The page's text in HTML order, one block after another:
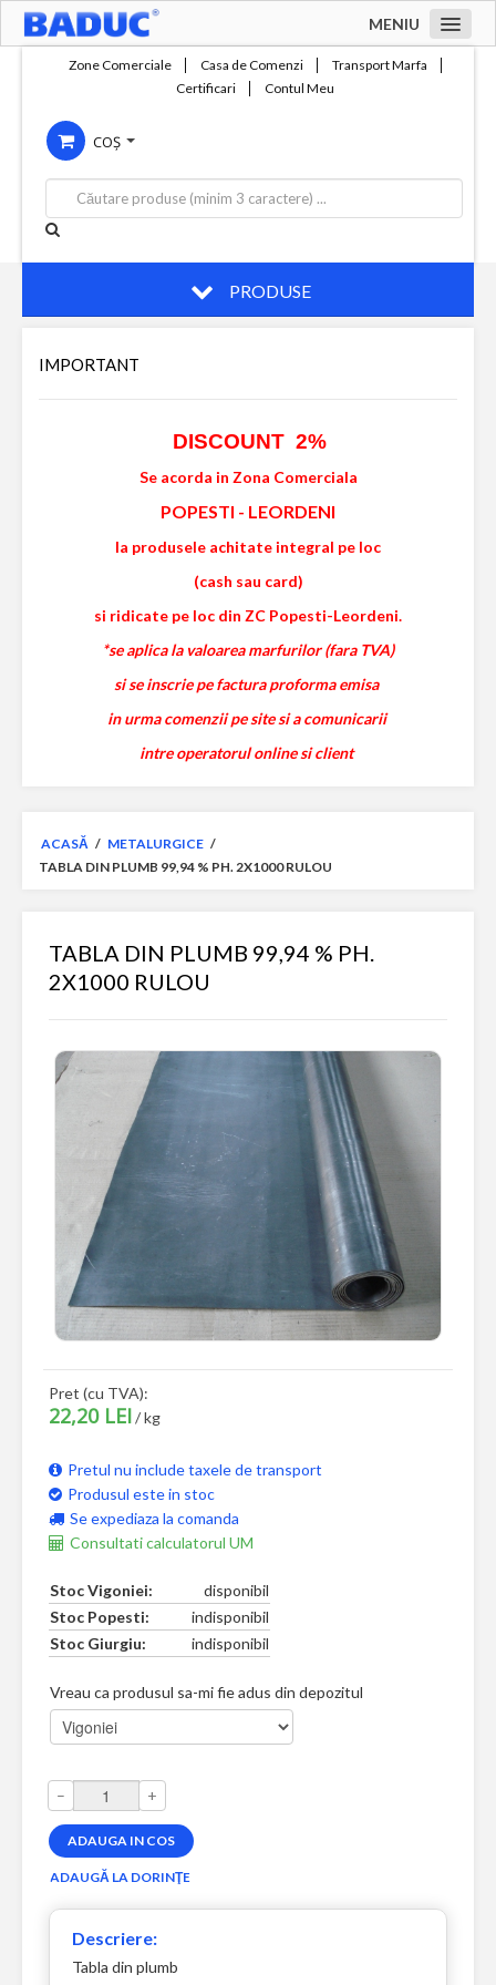
MENIU
Compania
Servicii
Productie
Contact
Zone Comerciale Casa de Comenzi
Transport Marfa
Certificari
Contul Meu
COȘ
PRODUSE
IMPORTANT
DISCOUNT 2%
Se acorda in Zona Comerciala
POPESTI - LEORDENI
la produsele achitate integral pe loc
(cash sau card)
si ridicate pe loc din ZC Popesti-Leordeni.
*se aplica la valoarea marfurilor (fara TVA)
si se inscrie pe factura proforma emisa
in urma comenzii pe site si a comunicarii
intre operatorul online si client
ACASĂ / METALURGICE /
TABLA DIN PLUMB 99,94 % PH. 2X1000 RULOU
TABLA DIN PLUMB 99,94 % PH.
2X1000 RULOU
Pret (cu TVA):
22,20 LEI/ kg
Pretul nu include taxele de transport
Produsul este in stoc
Se expediaza la comanda
Consultati calculatorul UM
Stoc Vigoniei:
disponibil
Stoc Popesti:
indisponibil
Stoc Giurgiu:
indisponibil
Vreau ca produsul sa-mi fie adus din depozitul
– +
Descriere:
Tabla din plumb